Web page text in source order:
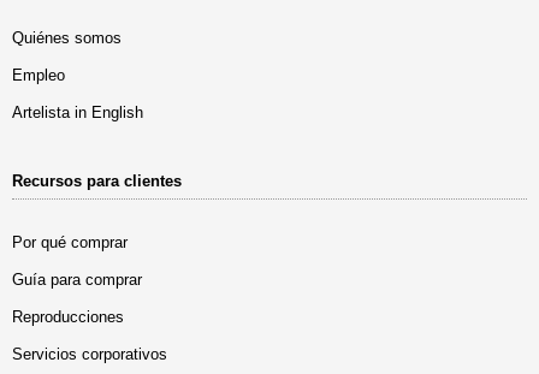
Quiénes somos
Empleo
Artelista in English
Recursos para clientes
Por qué comprar
Guía para comprar
Reproducciones
Servicios corporativos